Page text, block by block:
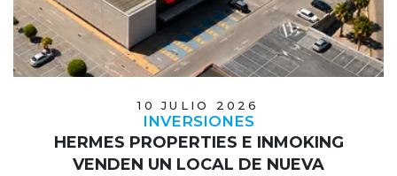
10 JULIO 2026
INVERSIONES
HERMES PROPERTIES E INMOKING
VENDEN UN LOCAL DE NUEVA